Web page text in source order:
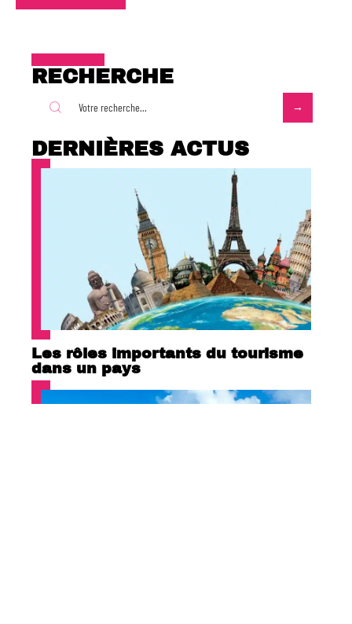
RECHERCHE
DERNIÈRES ACTUS
Les rôles importants du tourisme
dans un pays